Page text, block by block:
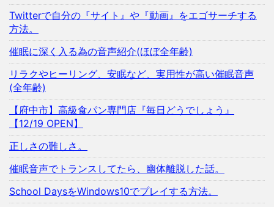
Twitterで自分の『サイト』や『動画』をエゴサーチする
方法。
催眠に深く入る為の音声紹介(ほぼ全年齢)
リラクやヒーリング、安眠など、実用性が高い催眠音声
(全年齢)
【府中市】高級食パン専門店『毎日どうでしょう』
【12/19 OPEN】
正しさの難しさ。
催眠音声でトランスしてたら、幽体離脱した話。
School DaysをWindows10でプレイする方法。